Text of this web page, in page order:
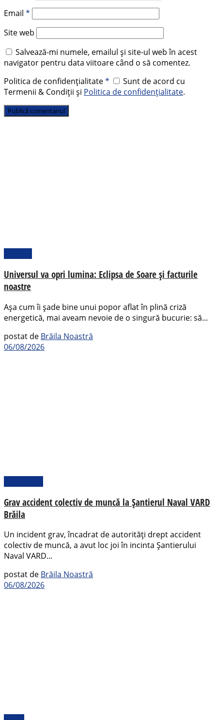
Email *
Site web
Salvează-mi numele, emailul și site-ul web în acest
navigator pentru data viitoare când o să comentez.
Politica de confidențialitate*
Sunt de acord cu
Termenii & Condiții și Politica de confidențialitate.
Universul va opri lumina: Eclipsa de Soare și facturile
noastre
Așa cum îi șade bine unui popor aflat în plină criză
energetică, mai aveam nevoie de o singură bucurie: să...
postat de Brăila Noastră
06/08/2026
Grav accident colectiv de muncă la Șantierul Naval VARD
Brăila
Un incident grav, încadrat de autorități drept accident
colectiv de muncă, a avut loc joi în incinta Șantierului
Naval VARD...
postat de Brăila Noastră
06/08/2026